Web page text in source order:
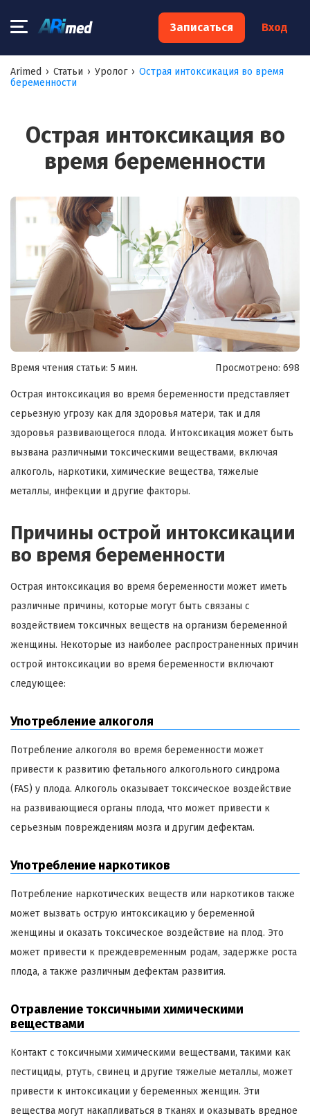
Записаться Вход
Arimed › Статьи › Уролог › Острая интоксикация во время
беременности
Острая интоксикация во
время беременности
Время чтения статьи: 5 мин. Просмотрено: 698
Острая интоксикация во время беременности представляет
серьезную угрозу как для здоровья матери, так и для
здоровья развивающегося плода. Интоксикация может быть
вызвана различными токсическими веществами, включая
алкоголь, наркотики, химические вещества, тяжелые
металлы, инфекции и другие факторы.
Причины острой интоксикации
во время беременности
Острая интоксикация во время беременности может иметь
различные причины, которые могут быть связаны с
воздействием токсичных веществ на организм беременной
женщины. Некоторые из наиболее распространенных причин
острой интоксикации во время беременности включают
следующее:
Употребление алкоголя
Потребление алкоголя во время беременности может
привести к развитию фетального алкогольного синдрома
(FAS) у плода. Алкоголь оказывает токсическое воздействие
на развивающиеся органы плода, что может привести к
серьезным повреждениям мозга и другим дефектам.
Употребление наркотиков
Потребление наркотических веществ или наркотиков также
может вызвать острую интоксикацию у беременной
женщины и оказать токсическое воздействие на плод. Это
может привести к преждевременным родам, задержке роста
плода, а также различным дефектам развития.
Отравление токсичными химическими
веществами
Контакт с токсичными химическими веществами, такими как
пестициды, ртуть, свинец и другие тяжелые металлы, может
привести к интоксикации у беременных женщин. Эти
вещества могут накапливаться в тканях и оказывать вредное
×
Запишитесь на консультацию к
Ваш телефон:*
Ваш e-mail:*
Я согласен на обработку моих персональных данных